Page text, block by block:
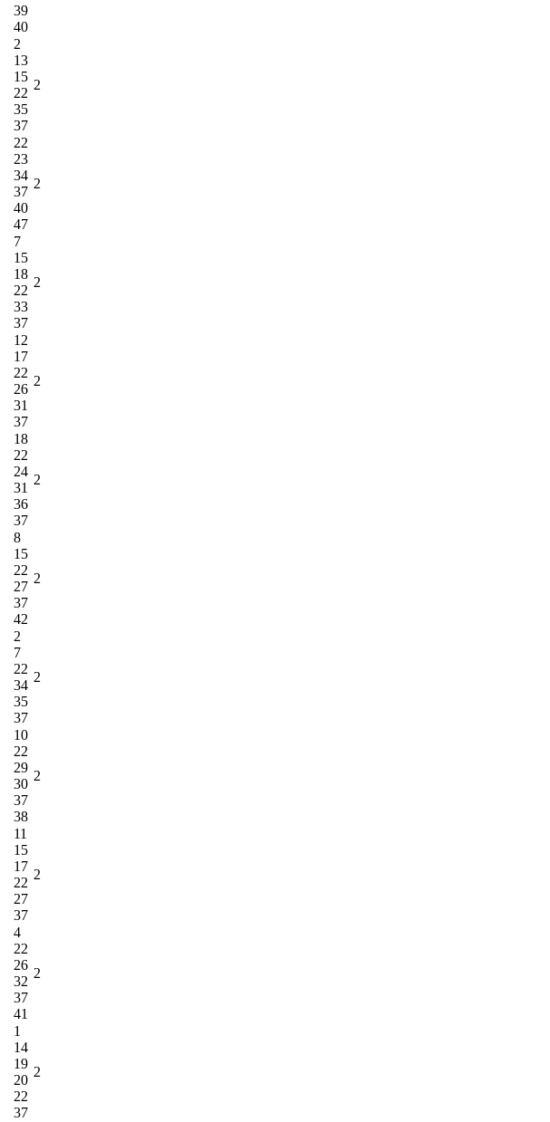
39
40
2
13
15
22
35
37
2
22
23
34
37
40
47
2
7
15
18
22
33
37
2
12
17
22
26
31
37
2
18
22
24
31
36
37
2
8
15
22
27
37
42
2
2
7
22
34
35
37
2
10
22
29
30
37
38
2
11
15
17
22
27
37
2
4
22
26
32
37
41
2
1
14
19
20
22
37
2